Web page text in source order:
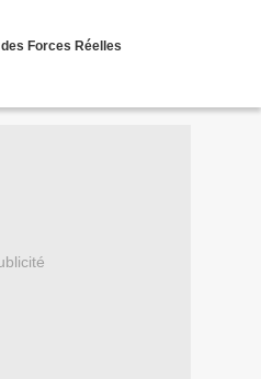
Forces Réelles